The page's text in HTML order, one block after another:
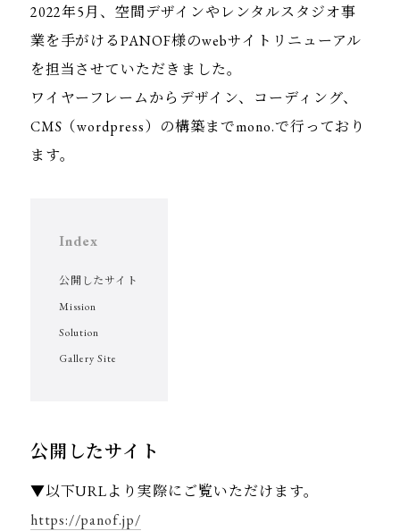
2022年5月、空間デザインやレンタルスタジオ事
業を手がけるPANOF様のwebサイトリニューアル
を担当させていただきました。
ワイヤーフレームからデザイン、コーディング、
CMS（wordpress）の構築までmono.で行っており
ます。
Index
公開したサイト
Mission
Solution
Gallery Site
公開したサイト
▼以下URLより実際にご覧いただけます。
https://panof.jp/